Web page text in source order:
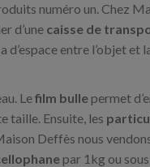
numéro un. Chez
d’une caisse de
d’espace entre l’objet et
Lefilm bulle permet
taille. Ensuite, les
Deffès nous
par 1kg ou